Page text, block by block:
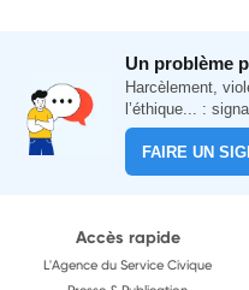
Un problème
Harcèlement,
l’éthique... :
FAIRE UN
Accès rapide
L'Agence du Service Civique